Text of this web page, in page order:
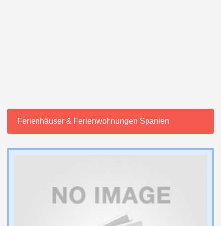
Ferienhäuser & Ferienwohnungen Spanien